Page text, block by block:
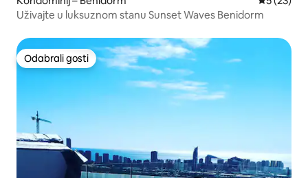
Uživajte u luksuznom stanu Sunset Waves Benidorm
Odabrali gosti
Odabrali gosti